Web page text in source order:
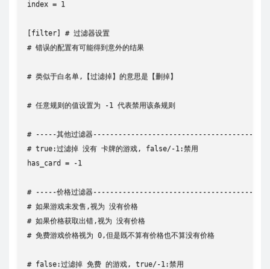
index = 1
[filter] # 过滤器设置
# 错误的配置有可能得到意外的结果
# 类似于白名单,【过滤掉】的意思是【删掉】
# 任意规则的值设置为 -1 代表禁用该条规则
# -----其他过滤器---------------------------------------
# true:过滤掉 没有 卡牌的游戏, false/-1:禁用
has_card = -1
# -----价格过滤器---------------------------------------
# 如果游戏未发售,视为 没有价格
# 如果价格获取出错,视为 没有价格
# 免费游戏价格视为 0,但是既不算有价格也不算没有价格
# false:过滤掉 免费 的游戏, true/-1:禁用